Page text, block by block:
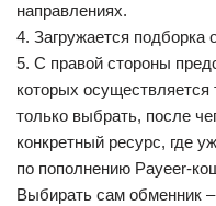
направлениях.
4. Загружается подборка
5. С правой стороны
которых
только выбрать, после
конкретный ресурс, где
по пополнению Payeer-
Выбирать сам обменник